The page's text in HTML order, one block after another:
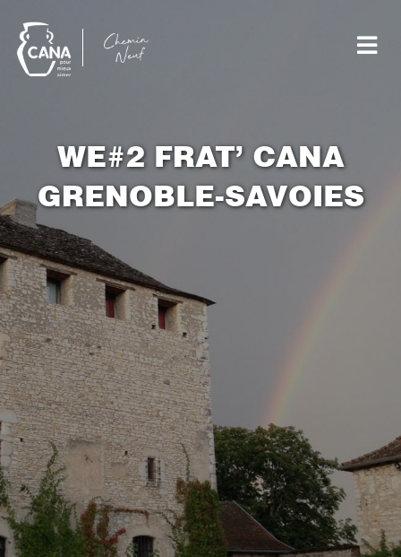
WE#2 FRAT’ CANA
GRENOBLE-SAVOIES